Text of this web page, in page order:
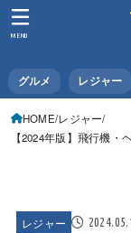
グルメ レジャー
MENU
HOME レジャー
【2024年版】飛行機
レジャー